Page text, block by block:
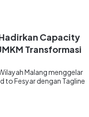
Capacity
Transformasi
Malang menggelar
to Fesyar dengan Tagline